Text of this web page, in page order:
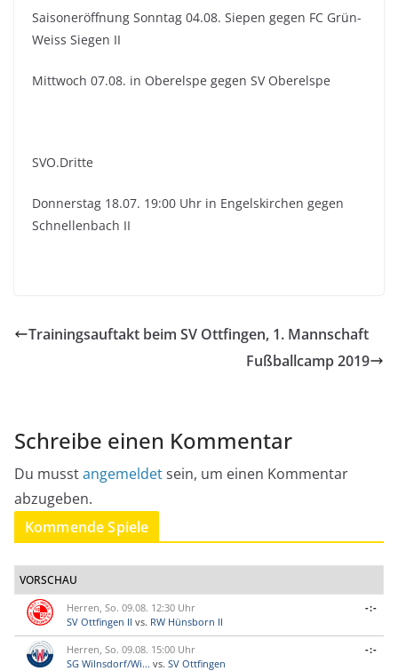
Saisoneröffnung Sonntag 04.08. Siepen gegen FC Grün-
Weiss Siegen II
Mittwoch 07.08. in Oberelspe gegen SV Oberelspe
SVO.Dritte
Donnerstag 18.07. 19:00 Uhr in Engelskirchen gegen
Schnellenbach II
Trainingsauftakt beim SV Ottfingen, 1. Mannschaft
Fußballcamp 2019
Schreibe einen Kommentar
Du musstangemeldetsein, um einen Kommentar
abzugeben.
Kommende Spiele
VORSCHAU
Herren, So. 09.08. 12:30 Uhr
SV Ottfingen II vs. RW Hünsborn II
-:-
Herren, So. 09.08. 15:00 Uhr
SG Wilnsdorf/Wi... vs. SV Ottfingen
-:-